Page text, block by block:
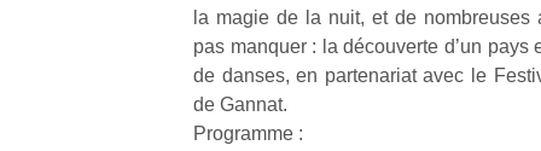
la magie de la nuit, et de nombreuses
pas manquer : la découverte d’un pays
de danses, en partenariat avec le
de Gannat.
Programme :